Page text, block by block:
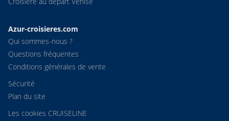
Azur-croisieres.com
Qui sommes-nous ?
Questions fréquentes
Conditions générales de vente
Sécurité
Plan du site
Les cookies CRUISELINE